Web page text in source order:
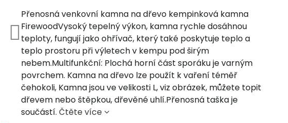
Přenosná venkovní kamna na dřevo kempinková kamna
FirewoodVysoký tepelný výkon, kamna rychle dosáhnou
teploty, fungují jako ohřívač, který také poskytuje teplo a
teplo prostoru při výletech v kempu pod širým
nebem.Multifunkční: Plochá horní část sporáku je varným
povrchem. Kamna na dřevo lze použít k vaření téměř
čehokoli, Kamna jsou ve velikosti L, viz obrázek, můžete topit
dřevem nebo štěpkou, dřevěné uhlí.Přenosná taška je
součástí.Čtěte více